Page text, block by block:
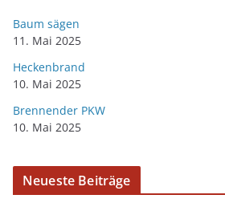
Baum sägen
11. Mai 2025
Heckenbrand
10. Mai 2025
Brennender PKW
10. Mai 2025
Neueste Beiträge